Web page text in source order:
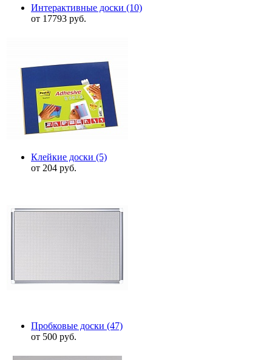
Интерактивные доски (10)
от 17793 руб.
Клейкие доски (5)
от 204 руб.
Пробковые доски (47)
от 500 руб.